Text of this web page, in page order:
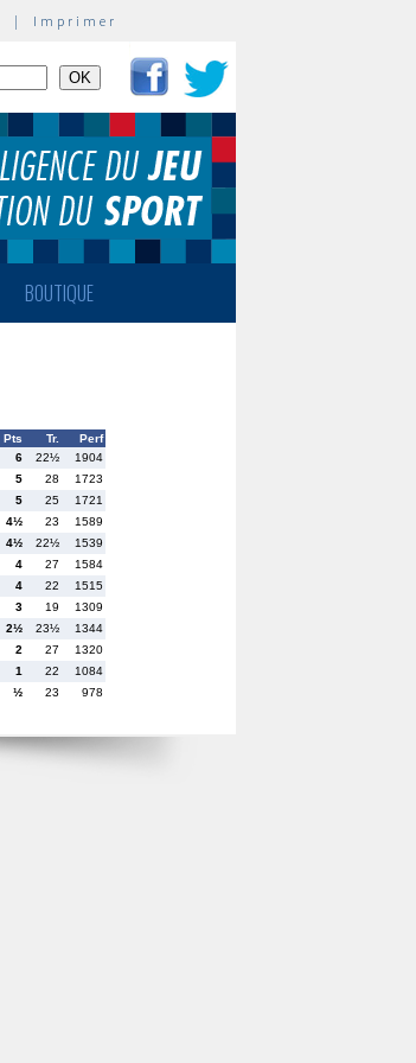
| Imprimer
BOUTIQUE
Pts Tr.
Perf
6 22½
1904
5 28
1723
5 25
1721
4½ 23
1589
4½ 22½
1539
4 27
1584
4 22
1515
3 19
1309
2½ 23½
1344
2 27
1320
1 22
1084
½ 23 978